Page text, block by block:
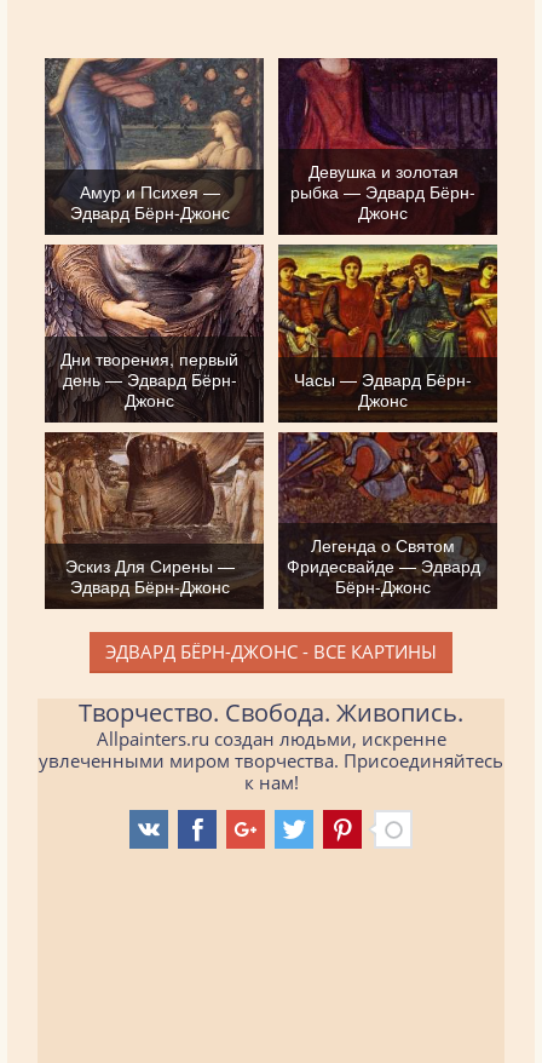
Амур и Психея —
Эдвард Бёрн-Джонс
Девушка и золотая
рыбка — Эдвард Бёрн-
Джонс
Дни творения, первый
день — Эдвард Бёрн-
Джонс
Часы — Эдвард Бёрн-
Джонс
Эскиз Для Сирены —
Эдвард Бёрн-Джонс
Легенда о Святом
Фридесвайде — Эдвард
Бёрн-Джонс
ЭДВАРД БЁРН-ДЖОНС - ВСЕ КАРТИНЫ
Творчество. Свобода. Живопись.
Allpainters.ru создан людьми, искренне
увлеченными миром творчества. Присоединяйтесь
к нам!